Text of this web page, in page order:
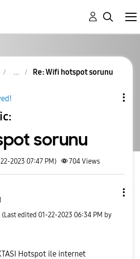
Re: Wifi hotspot sorunu
sorunu
2023 07:47 PM) 704Views
(Last edited ‎01-22-2023 06:34 PM by
Hotspot ile internet